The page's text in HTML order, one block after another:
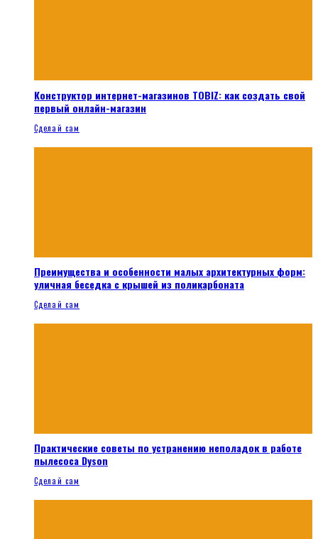
Конструктор интернет-магазинов TOBIZ: как создать свой
первый онлайн-магазин
Сделай сам
Преимущества и особенности малых архитектурных форм:
уличная беседка с крышей из поликарбоната
Сделай сам
Практические советы по устранению неполадок в работе
пылесоса Dyson
Сделай сам